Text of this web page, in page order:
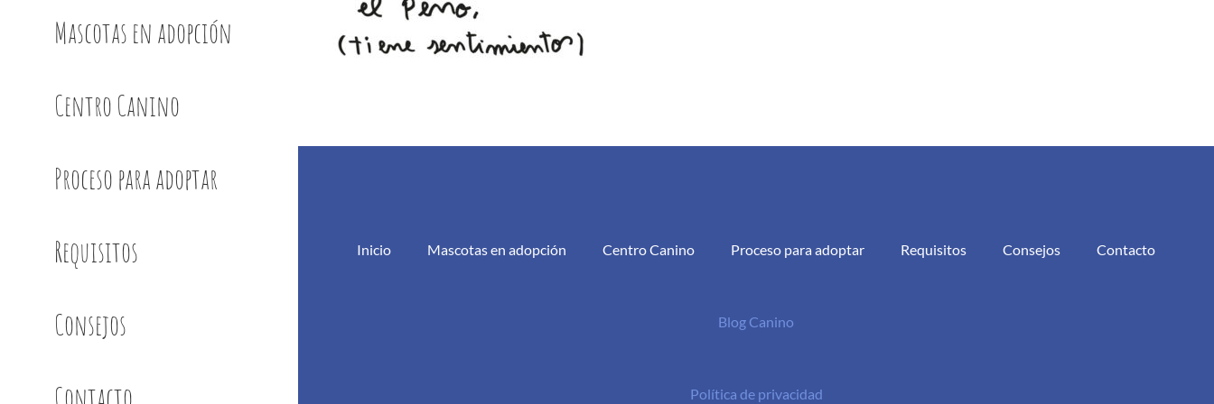
Mascotas en adopción
Centro Canino
Proceso para adoptar
Requisitos
Consejos
Inicio Mascotas en adopción Centro Canino Proceso para adoptar Requisitos Consejos Contacto
Blog Canino
Política de privacidad